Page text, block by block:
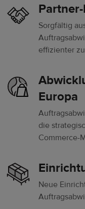
Sorgfältig
effizienter
Europa
die
Commerce-
Neue